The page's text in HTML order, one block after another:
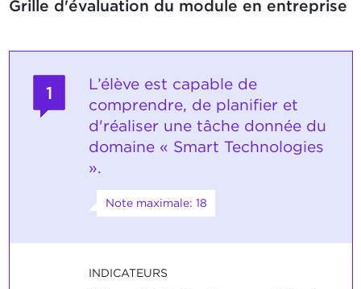
Grille d'évaluation du module en entreprise
1
L’élève est capable de
comprendre, de planifier et
d'réaliser une tâche donnée du
domaine « Smart Technologies
».
Note maximale: 18
INDICATEURS